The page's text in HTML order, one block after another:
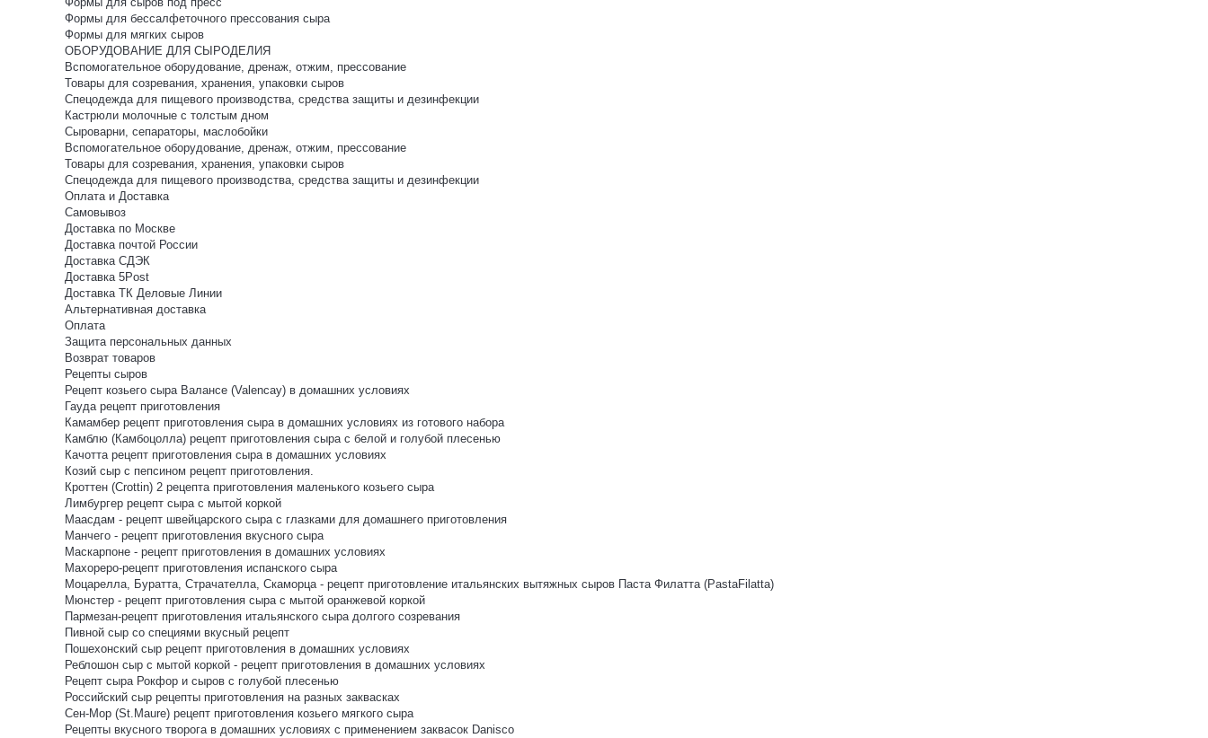
Формы для бессалфеточного прессования сыра
Формы для мягких сыров
ОБОРУДОВАНИЕ ДЛЯ СЫРОДЕЛИЯ
Вспомогательное оборудование, дренаж, отжим, прессование
Товары для созревания, хранения, упаковки сыров
Спецодежда для пищевого производства, средства защиты и дезинфекции
Кастрюли молочные с толстым дном
Сыроварни, сепараторы, маслобойки
Вспомогательное оборудование, дренаж, отжим, прессование
Товары для созревания, хранения, упаковки сыров
Спецодежда для пищевого производства, средства защиты и дезинфекции
Оплата и Доставка
Самовывоз
Доставка по Москве
Доставка почтой России
Доставка СДЭК
Доставка 5Post
Доставка ТК Деловые Линии
Альтернативная доставка
Оплата
Защита персональных данных
Возврат товаров
Рецепты сыров
Рецепт козьего сыра Валансе (Valencay) в домашних условиях
Гауда рецепт приготовления
Камамбер рецепт приготовления сыра в домашних условиях из готового набора
Камблю (Камбоцолла) рецепт приготовления сыра с белой и голубой плесенью
Качотта рецепт приготовления сыра в домашних условиях
Козий сыр с пепсином рецепт приготовления.
Кроттен (Crottin) 2 рецепта приготовления маленького козьего сыра
Лимбургер рецепт сыра с мытой коркой
Маасдам - рецепт швейцарского сыра с глазками для домашнего приготовления
Манчего - рецепт приготовления вкусного сыра
Маскарпоне - рецепт приготовления в домашних условиях
Махореро-рецепт приготовления испанского сыра
Моцарелла, Буратта, Страчателла, Скаморца - рецепт приготовление итальянских вытяжных сыров Паста Филатта (PastaFilatta)
Мюнстер - рецепт приготовления сыра с мытой оранжевой коркой
Пармезан-рецепт приготовления итальянского сыра долгого созревания
Пивной сыр со специями вкусный рецепт
Пошехонский сыр рецепт приготовления в домашних условиях
Реблошон сыр с мытой коркой - рецепт приготовления в домашних условиях
Рецепт сыра Рокфор и сыров с голубой плесенью
Российский сыр рецепты приготовления на разных заквасках
Сен-Мор (St.Maure) рецепт приготовления козьего мягкого сыра
Рецепты вкусного творога в домашних условиях с применением заквасок Danisco